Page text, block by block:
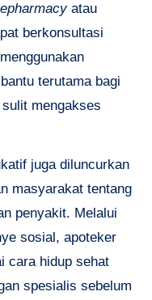
atau
berkonsultasi
terutama bagi
mengakses
juga diluncurkan
masyarakat tentang
penyakit. Melalui
sosial, apoteker
cara hidup sehat
spesialis sebelum